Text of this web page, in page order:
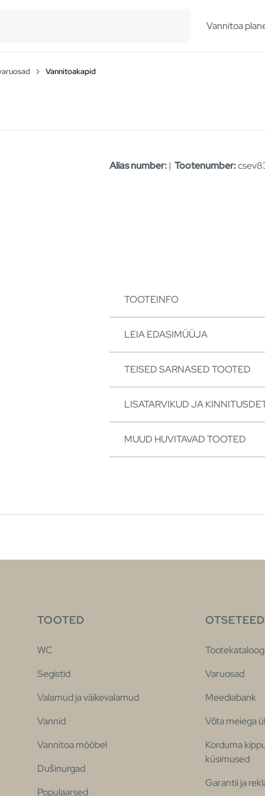
Vannitoa
Vannitoakapid
Alias number:| Tootenumber:
TOOTEINFO
LEIA EDASIMÜÜJA
TEISED SARNASED TOOTED
LISATARVIKUD JA
MUUD HUVITAVAD TOOTED
TOOTED
WC
Segistid
Valamud ja väikevalamud
Vannid
Vannitoa mööbel
Dušinurgad
Populaarsed
OTSETEED
Varuosad
Meediabank
Võta meiega
Korduma
küsimused
Garantii ja